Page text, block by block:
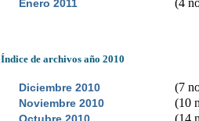
Enero 2011 (4
Índice de archivos año 2010
Diciembre 2010 (7
Noviembre 2010 (10
(14